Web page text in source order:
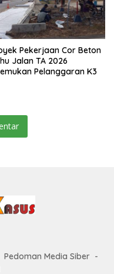
Pekerjaan Cor Beton
Jalan TA 2026
Pelanggaran K3
Pedoman Media Siber